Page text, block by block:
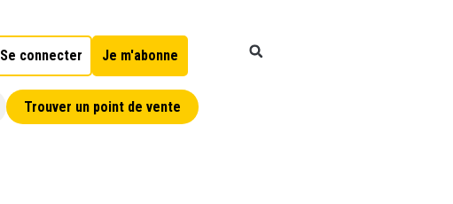
Se connecter Je m'abonne
Trouver un point de vente